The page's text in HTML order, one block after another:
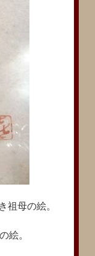
母の絵。
絵。